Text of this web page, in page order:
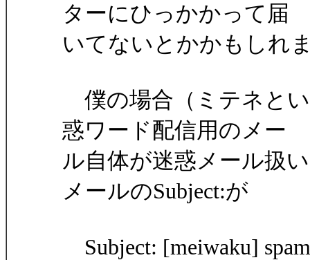
ターにひっかかって届
いてないとかかもしれ
僕の場合（ミテネと
惑ワード配信用のメー
ル自体が迷惑メール扱
メールのSubject:が
Subject: [meiwaku]